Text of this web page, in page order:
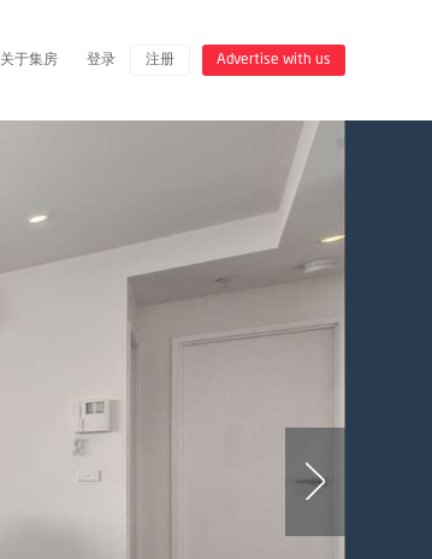
关于集房 登录 注册 Advertise with us